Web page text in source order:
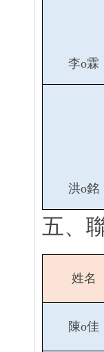
李o霖
洪o銘
五、
姓名
陳o佳